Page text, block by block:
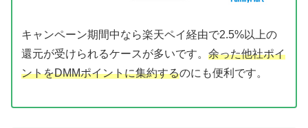
キャンペーン期間中なら楽天ペイ経由で2.5%以上の
還元が受けられるケースが多いです。 余った他社ポイ
ントをDMMポイントに集約するのにも便利です。